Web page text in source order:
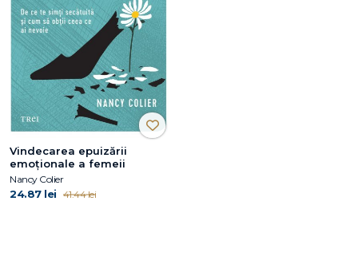
Vindecarea epuizării
emoționale a femeii
Nancy Colier
24.87 lei 41.44 lei